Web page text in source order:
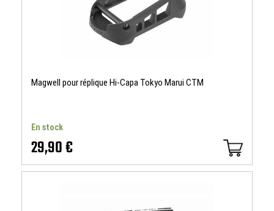
Magwell pour réplique Hi-Capa Tokyo Marui CTM
En stock
29,90 €